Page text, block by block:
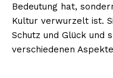
Bedeutung hat,
Kultur verwurzelt ist.
Schutz und Glück und
verschiedenen